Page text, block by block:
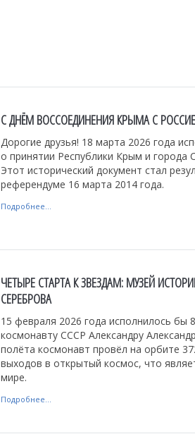
С ДНЁМ ВОССОЕДИНЕНИЯ КРЫМА С
Дорогие друзья! 18 марта 2026 года
о принятии Республики Крым и города
Этот исторический документ стал
референдуме 16 марта 2014 года.
Подробнее...
ЧЕТЫРЕ СТАРТА К ЗВЕЗДАМ: МУЗЕЙ
СЕРЕБРОВА
15 февраля 2026 года исполнилось бы
космонавту СССР Александру
полёта космонавт провёл на орбите
выходов в открытый космос, что
мире.
Подробнее...